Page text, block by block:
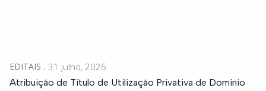
EDITAIS 31 julho, 2026
Atribuição de Título de Utilização Privativa de Domínio